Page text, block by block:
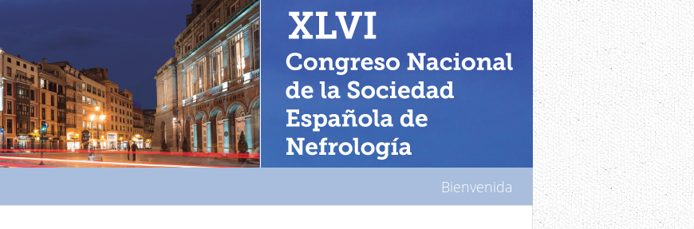
Bienvenida